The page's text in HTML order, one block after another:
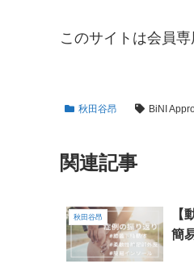
このサイトは会員
秋田谷昂 BiNI
関連記事
秋田谷昂
【
簡